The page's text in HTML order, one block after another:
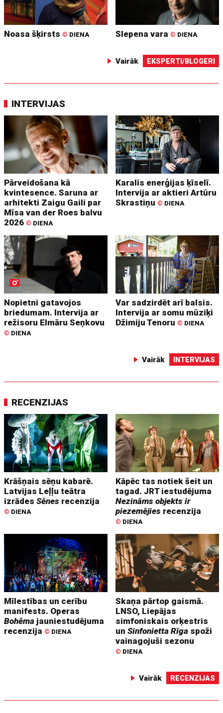
Noasa šķirsts © DIENA Slepena vara © DIENA
Vairāk EKSPERTI/BLOGERI
INTERVIJAS
Pārveidošana kā
kvintesence. Saruna ar
arhitekti Zaigu Gaili par
Mīsa van der Roes balvu
2026 © DIENA
Karalis enerģijas ķīselī.
Intervija ar aktieri Artūru
Skrastiņu © DIENA
Nopietni gatavojos
briedumam. Intervija ar
režisoru Elmāru Seņkovu
© DIENA
Var sadzirdēt arī balsis.
Intervija ar somu mūziķi
Džimiju Tenoru © DIENA
Vairāk INTERVIJAS
RECENZIJAS
Krāšņais sēņu kabarē.
Latvijas Leļļu teātra
izrādesSēnes recenzija
© DIENA
Kāpēc tas notiek šeit un
tagad. JRT iestudējuma
Nezināms objekts ir
piezemējies recenzija
© DIENA
Mīlestības un cerību
manifests. Operas
Bohēma jauniestudējuma
recenzija © DIENA
Skaņa pārtop gaismā.
LNSO, Liepājas
simfoniskais orķestris
unSinfonietta Rīga spoži
vainagojuši sezonu
© DIENA
Vairāk RECENZIJAS